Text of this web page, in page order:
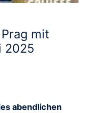
mit
2025
abendlichen